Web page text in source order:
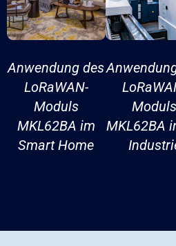
Anwendung des
LoRaWAN-
Moduls
MKL62BA im
Smart Home
Moduls
MKL62BA